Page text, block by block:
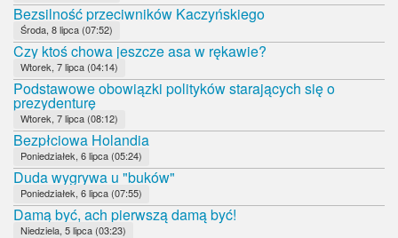
Bezsilność przeciwników Kaczyńskiego
Środa, 8 lipca (07:52)
Czy ktoś chowa jeszcze asa w rękawie?
Wtorek, 7 lipca (04:14)
Podstawowe obowiązki polityków starających się o
prezydenturę
Wtorek, 7 lipca (08:12)
Bezpłciowa Holandia
Poniedziałek, 6 lipca (05:24)
Duda wygrywa u "buków"
Poniedziałek, 6 lipca (07:55)
Damą być, ach pierwszą damą być!
Niedziela, 5 lipca (03:23)